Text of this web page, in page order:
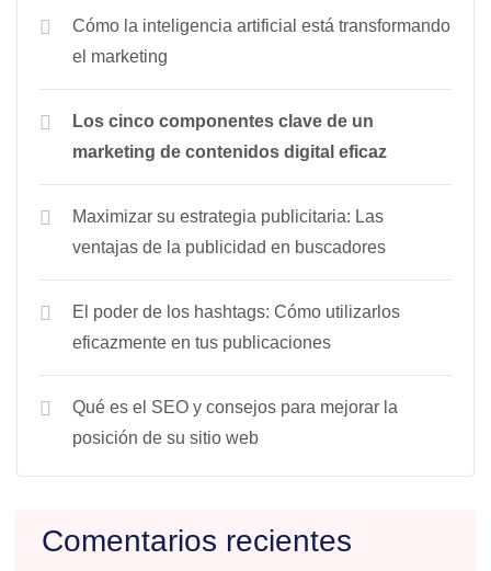
Cómo la inteligencia artificial está transformando
el marketing
Los cinco componentes clave de un
marketing de contenidos digital eficaz
Maximizar su estrategia publicitaria: Las
ventajas de la publicidad en buscadores
El poder de los hashtags: Cómo utilizarlos
eficazmente en tus publicaciones
Qué es el SEO y consejos para mejorar la
posición de su sitio web
Comentarios recientes